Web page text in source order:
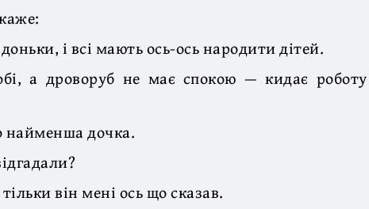
і всі мають ось-ось народити дітей.
а дроворуб не має спокою — кидає
найменша дочка.
він мені ось що сказав.